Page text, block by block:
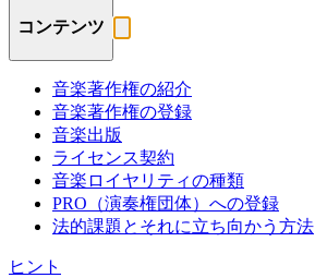
コンテンツ
音楽著作権の紹介
音楽著作権の登録
音楽出版
ライセンス契約
音楽ロイヤリティの種類
PRO（演奏権団体）への登録
法的課題とそれに立ち向かう方法
ヒント